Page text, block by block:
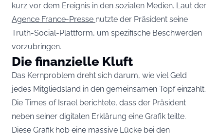
kurz vor dem Ereignis in den sozialen Medien. Laut der
Agence France-Presse nutzte der Präsident seine
Truth-Social-Plattform, um spezifische Beschwerden
vorzubringen.
Die finanzielle Kluft
Das Kernproblem dreht sich darum, wie viel Geld
jedes Mitgliedsland in den gemeinsamen Topf einzahlt.
Die Times of Israel berichtete, dass der Präsident
neben seiner digitalen Erklärung eine Grafik teilte.
Diese Grafik hob eine massive Lücke bei den